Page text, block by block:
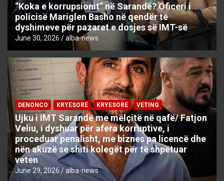
“Koka e korrupsionit” në Sarandë? Oficeri i
policisë Mariglen Basho në qendër të
dyshimeve për pazaret e dosjes së IMT-së
June 30, 2026 alba-news
DENONCO KRYESORE KRYESORE VETING
Ujku i IMT Sarandë me mëlçitë në qafë/ Fatjon
Veliu, i dyshuar për afera korruptive, i
proceduar penalisht, me biznes pa licencë dhe
nën akuzë se shiti kolegët për të shpëtuar
veten
June 29, 2026 alba-news